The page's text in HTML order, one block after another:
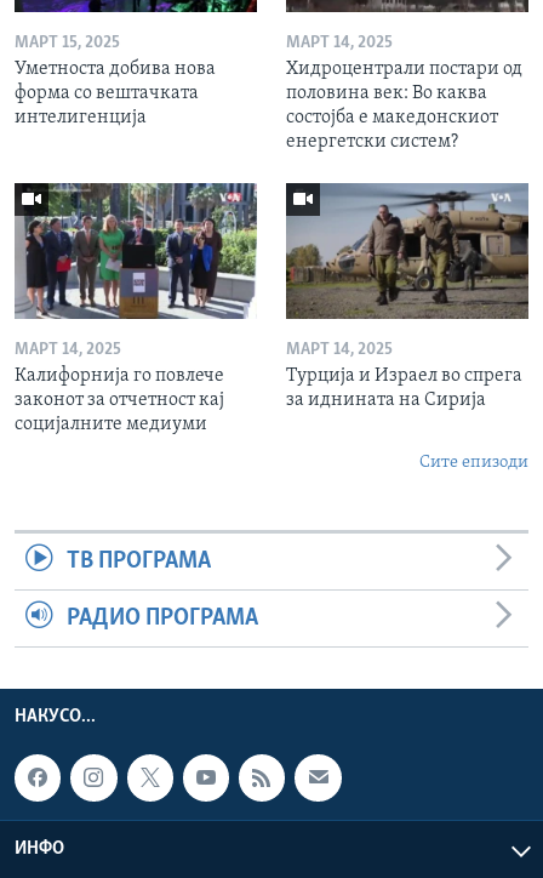
МАРТ 15, 2025
Уметноста добива нова
форма со вештачката
интелигенција
МАРТ 14, 2025
Хидроцентрали постари од
половина век: Во каква
состојба е македонскиот
енергетски систем?
МАРТ 14, 2025
Калифорнија го повлече
законот за отчетност кај
социјалните медиуми
МАРТ 14, 2025
Турција и Израел во спрега
за иднината на Сирија
Сите епизоди
ТВ ПРОГРАМА
РАДИО ПРОГРАМА
НАКУСО...
ИНФО